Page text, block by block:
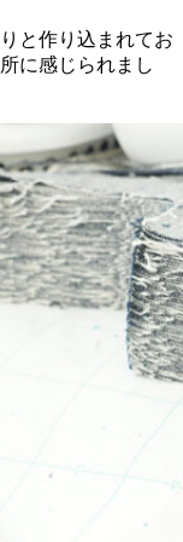
と作り込まれてお
に感じられまし